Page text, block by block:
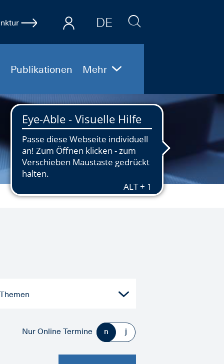
DE
EN
Mehr
Publikationen
Nur Online Termine